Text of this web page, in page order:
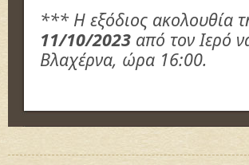
*** Η εξόδιος ακολουθία
11/10/2023 από τον Ιερό
Βλαχέρνα, ώρα 16:00.